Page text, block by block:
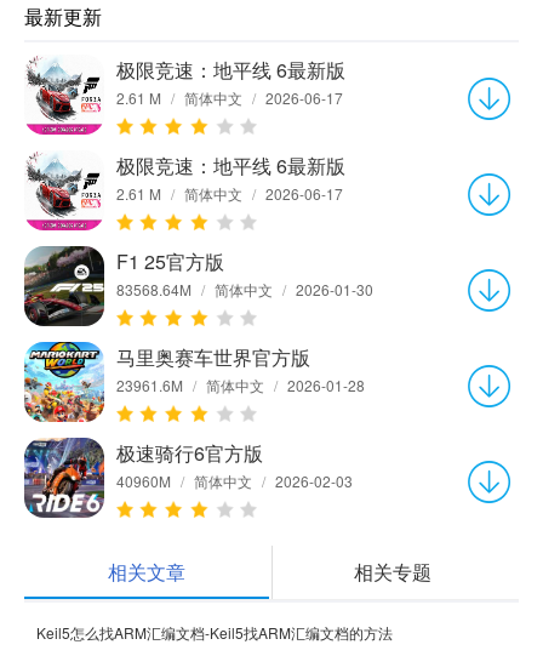
最新更新
极限竞速：地平线 6最新版
2.61 M / 简体中文 / 2026-06-17
极限竞速：地平线 6最新版
2.61 M / 简体中文 / 2026-06-17
F1 25官方版
83568.64M / 简体中文 / 2026-01-30
马里奥赛车世界官方版
23961.6M / 简体中文 / 2026-01-28
极速骑行6官方版
40960M / 简体中文 / 2026-02-03
相关文章 相关专题
Keil5怎么找ARM汇编文档-Keil5找ARM汇编文档的方法